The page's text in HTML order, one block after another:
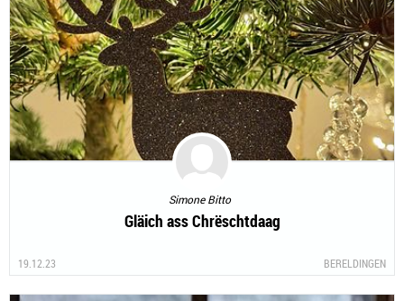
Simone Bitto
Gläich ass Chrëschtdaag
19.12.23 BERELDINGEN